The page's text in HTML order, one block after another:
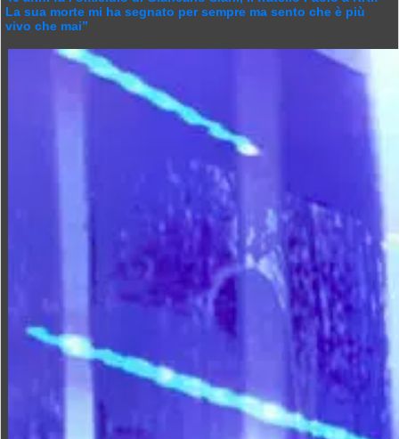
La sua morte mi ha segnato per sempre ma sento che è più
vivo che mai”